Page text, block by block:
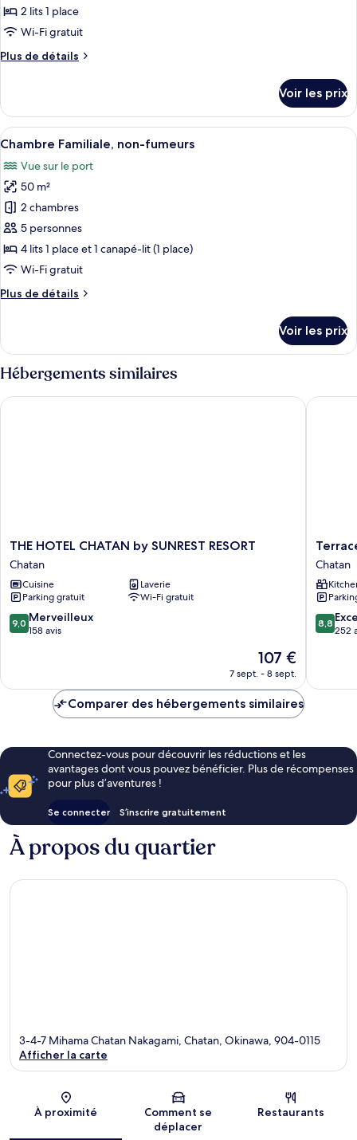
non-
vue
port
type
de
chambre :
Chambre
avec
lits
jumeaux,
non-
fumeurs
(No
View,
2
People)
2 lits 1 place
Wi-Fi gratuit
Plus de détails
Plus
le
type
de
Chambre
Standard
avec
lits
jumeaux,
non-
fumeurs
(No
2
Voir les prix
Afficher
toutes
les
photos
pour
ce
type
de
chambre :
Chambre
fumeurs
Un balcon spacieux offrant une vue
14
Chambre Familiale, non-fumeurs
Vue sur le port
50 m²
2 chambres
5 personnes
4 lits 1 place et 1 canapé-lit (1 place)
Wi-Fi gratuit
Plus de détails
Plus
le
type
de
chambre
Chambre
Voir les prix
Hébergements similaires
THE
HOTEL
CHATAN
by
SUNREST
RESORT
Chatan
THE HOTEL CHATAN by SUNREST RESORT
Chatan
Cuisine
Laverie
Parking gratuit
Wi-Fi gratuit
9.0
sur
9,0 Merveilleux
158 avis
Le
nouveau
est
de
107 €
7 sept. - 8 sept.
THE HOTEL CHATAN by SUNREST RESORT
Terrace
Resort
Mihama
Chatan
Chatan
8.8
sur
8,8
252
Terrace
Comparer des hébergements similaires
Connectez-vous pour découvrir les réductions et les
avantages dont vous pouvez bénéficier. Plus de récompenses
pour plus d’aventures !
Se connecter S’inscrire gratuitement
À propos du quartier
Carte
3-4-7 Mihama Chatan Nakagami, Chatan, Okinawa, 904-0115
Afficher la carte
À proximité
Comment se
déplacer
Restaurants